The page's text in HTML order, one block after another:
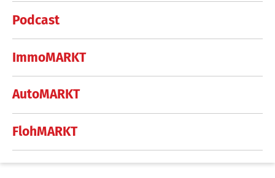
Podcast
ImmoMARKT
AutoMARKT
FlohMARKT